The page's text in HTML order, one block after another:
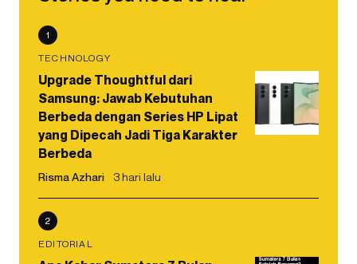
1
TECHNOLOGY
Upgrade Thoughtful dari
Samsung: Jawab Kebutuhan
Berbeda dengan Series HP Lipat
yang Dipecah Jadi Tiga Karakter
Berbeda
Risma Azhari 3 hari lalu
2
EDITORIAL